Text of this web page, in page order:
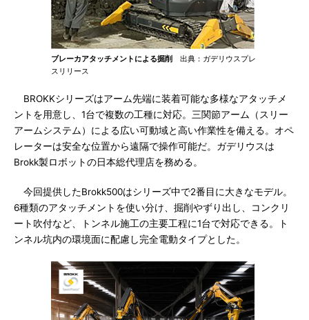
ブレーカアタッチメントによる掘削
出典：ガデリウスプレ
スリリース
BROKKシリーズはアーム先端に装着可能な多様なアタッチメ
ントを用意し、1台で複数の工種に対応。三関節アーム（スリー
アームシステム）による広い可動域と高い作業性を備える。オペ
レーターは安全な位置から遠隔で操作可能だ。ガデリウスは
Brokk製ロボットの日本総代理店を務める。
今回提供したBrokk500はシリーズ中で2番目に大きなモデル。
6種類のアタッチメントを使い分け、掘削やずり出し、コンクリ
ート吹付など、トンネル施工の主要工程に1台で対応できる。ト
ンネル坑内の環境面に配慮し完全電動タイプとした。